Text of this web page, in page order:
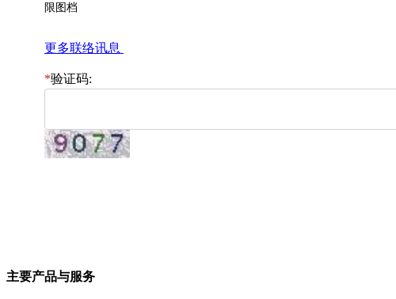
限图档
更多联络讯息
*验证码:
主要产品与服务